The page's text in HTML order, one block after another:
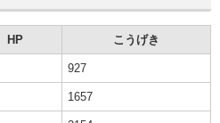
HP こうげき
927
1657